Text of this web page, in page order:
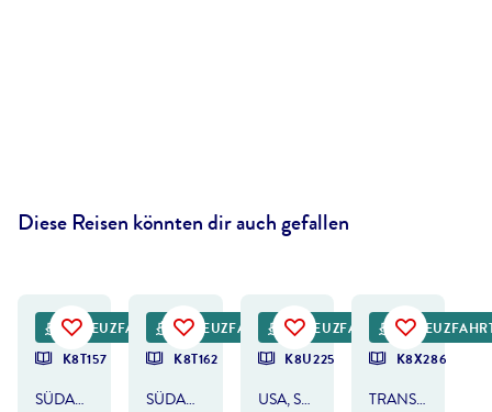
Diese Reisen könnten dir auch gefallen
DEALKREUZFAHRT
K8T157
SÜDAMERIKA
KREUZFAHRT
K8T162
SÜDAMERIKA & ANTARKTIS
DEALKREUZFAHRT
K8U225
USA, SÜDAMERIKA & PANAMAKANAL
DEAL
K8X286
TRANSATLANTIK, PANAMAKANAL & SÜDAMERIKA